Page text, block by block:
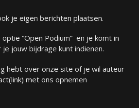
je eigen berichten plaatsen.
“Open Podium” en je komt in
jouw bijdrage kunt indienen.
hebt over onze site of je wil auteur
(link) met ons opnemen